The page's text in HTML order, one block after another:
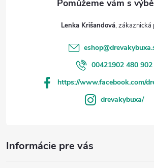
Lenka Krišandová
eshop@
00421902 480 902
https://www.facebook.com/
drevakybuxa/
Informácie pre vás